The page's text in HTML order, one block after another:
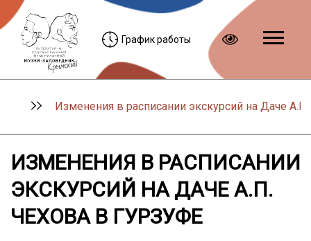
График работы
Изменения в расписании экскурсий на Даче
ИЗМЕНЕНИЯ В РАСПИСАНИИ
ЭКСКУРСИЙ НА ДАЧЕ А.П.
ЧЕХОВА В ГУРЗУФЕ